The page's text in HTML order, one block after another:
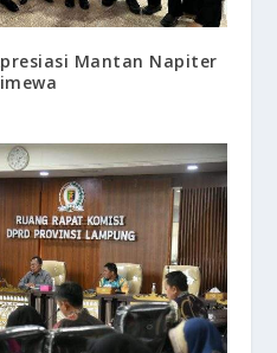
Mantan Napiter